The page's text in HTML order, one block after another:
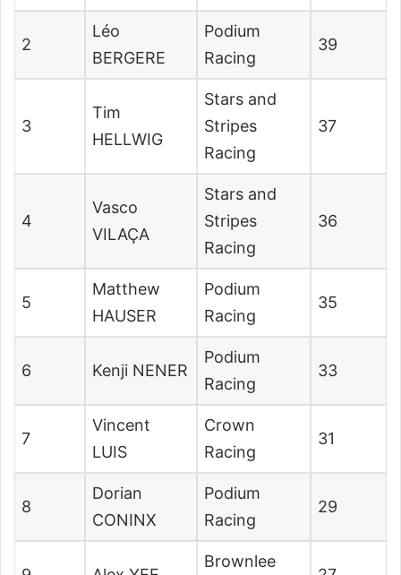
2
Léo
BERGERE
Podium
Racing
39
3
Tim
HELLWIG
Stars and
Stripes
Racing
37
4
Vasco
VILAÇA
Stars and
Stripes
Racing
36
5
Matthew
HAUSER
Podium
Racing
35
6 Kenji NENER
Podium
Racing
33
7
Vincent
LUIS
Crown
Racing
31
8
Dorian
CONINX
Podium
Racing
29
Brownlee